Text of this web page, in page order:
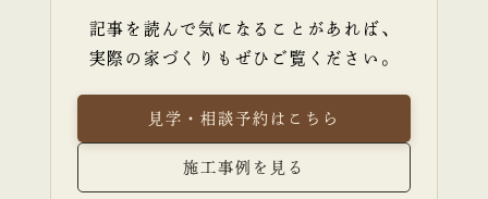
記事を読んで気になることがあれば、
実際の家づくりもぜひご覧ください。
見学・相談予約はこちら
施工事例を見る